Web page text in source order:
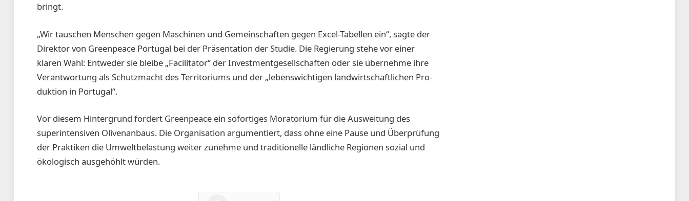
bringt.
„Wir tauschen Menschen gegen Maschi­nen und Gemeinschaften gegen Excel-­Tabellen ein“, sagte der
Direktor von Greenpeace Portugal bei der Präsentation der Studie. Die Regierung stehe vor einer
klaren Wahl: Entweder sie bleibe ­„Facilitator“ der Investmentgesellschaften oder sie übernehme ihre
Verantwortung als Schutzmacht des Territoriums und der „lebenswichtigen landwirtschaftlichen Pro­
duktion in Portugal“.
Vor diesem Hintergrund fordert Greenpeace ein sofortiges Moratorium für die Ausweitung des
superintensiven Oliven­anbaus. Die Organisation argumentiert, dass ohne eine Pause und Überprüfung
der Praktiken die Umweltbelastung wei­ter zunehme und traditionelle ländliche Regionen sozial und
ökologisch ausgehöhlt würden.